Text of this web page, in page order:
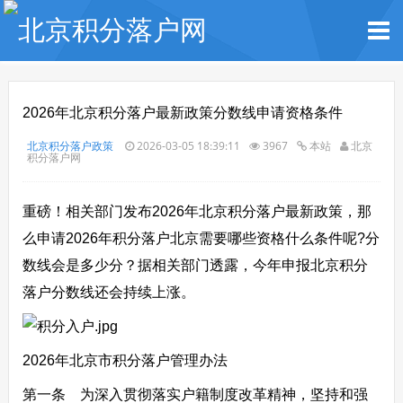
2026年北京积分落户最新政策分数线申请资格条件
北京积分落户政策 2026-03-05 18:39:11 3967 本站 北京
积分落户网
重磅！相关部门发布2026年北京积分落户最新政策，那
么申请2026年积分落户北京需要哪些资格什么条件呢?分
数线会是多少分？据相关部门透露，今年申报北京积分
落户分数线还会持续上涨。
2026年北京市积分落户管理办法
第一条 为深入贯彻落实户籍制度改革精神，坚持和强